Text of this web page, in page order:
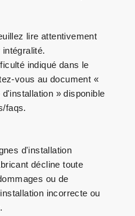
lire attentivement
indiqué dans le
vous au document «
» disponible
faqs.
d'installation
décline toute
ou de
incorrecte ou